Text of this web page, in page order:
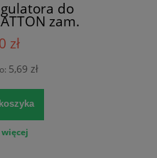
do
zam.
zł
5,69 zł
więcej